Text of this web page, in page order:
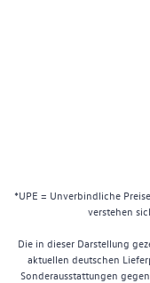
*UPE = Unverbindliche
verstehen
Die in dieser Darstellung
aktuellen deutschen
Sonderausstattungen